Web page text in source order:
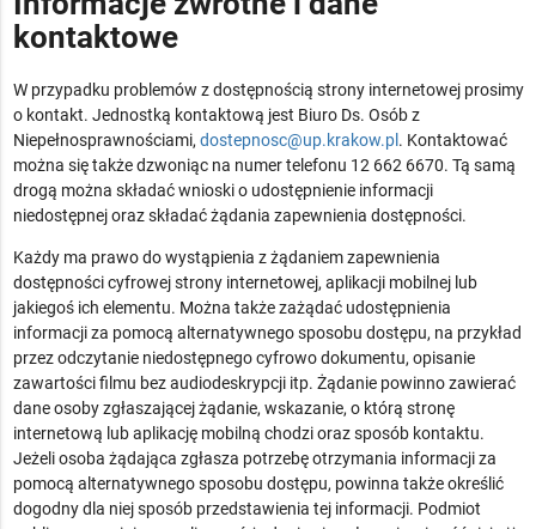
kontaktowe
W przypadku problemów z dostępnością strony internetowej prosimy
o kontakt. Jednostką kontaktową jest Biuro Ds. Osób z
Niepełnosprawnościami, dostepnosc@up.krakow.pl . Kontaktować
można się także dzwoniąc na numer telefonu 12 662 6670. Tą samą
drogą można składać wnioski o udostępnienie informacji
niedostępnej oraz składać żądania zapewnienia dostępności.
Każdy ma prawo do wystąpienia z żądaniem zapewnienia
dostępności cyfrowej strony internetowej, aplikacji mobilnej lub
jakiegoś ich elementu. Można także zażądać udostępnienia
informacji za pomocą alternatywnego sposobu dostępu, na przykład
przez odczytanie niedostępnego cyfrowo dokumentu, opisanie
zawartości filmu bez audiodeskrypcji itp. Żądanie powinno zawierać
dane osoby zgłaszającej żądanie, wskazanie, o którą stronę
internetową lub aplikację mobilną chodzi oraz sposób kontaktu.
Jeżeli osoba żądająca zgłasza potrzebę otrzymania informacji za
pomocą alternatywnego sposobu dostępu, powinna także określić
dogodny dla niej sposób przedstawienia tej informacji. Podmiot